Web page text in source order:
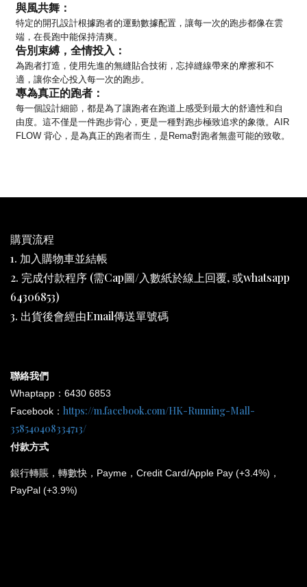
與風共舞：
特定的開孔設計根據跑者的運動數據配置，讓每一次的跑步都像在雲
端，在長跑中能保持清爽。
告別束縛，全情投入：
為跑者打造，使用先進的無縫貼合技術，忘掉縫線帶來的摩擦和不
適，讓你全心投入每一次的跑步。
專為真正的跑者：
每一個設計細節，都是為了讓跑者在跑道上感受到最大的舒適性和自
由度。這不僅是一件跑步背心，更是一種對跑步極致追求的象徵。AIR
FLOW 背心，是為真正的跑者而生，是Rema對跑者無盡可能的致敬。
購買流程
1. 加入購物車並結帳
2. 完成付款程序 (需Cap圖/入數紙於線上回覆, 或whatsapp
64306853)
3. 出貨後會經由Email傳送單號碼
聯絡我們
Whaptapp：6430 6853
Facebook： https://m.facebook.com/HK-Running-Mall-
358540408334713/
付款方式
銀行轉賬，轉數快，Payme，Credit Card/Apple Pay (+3.4%)，
PayPal (+3.9%)